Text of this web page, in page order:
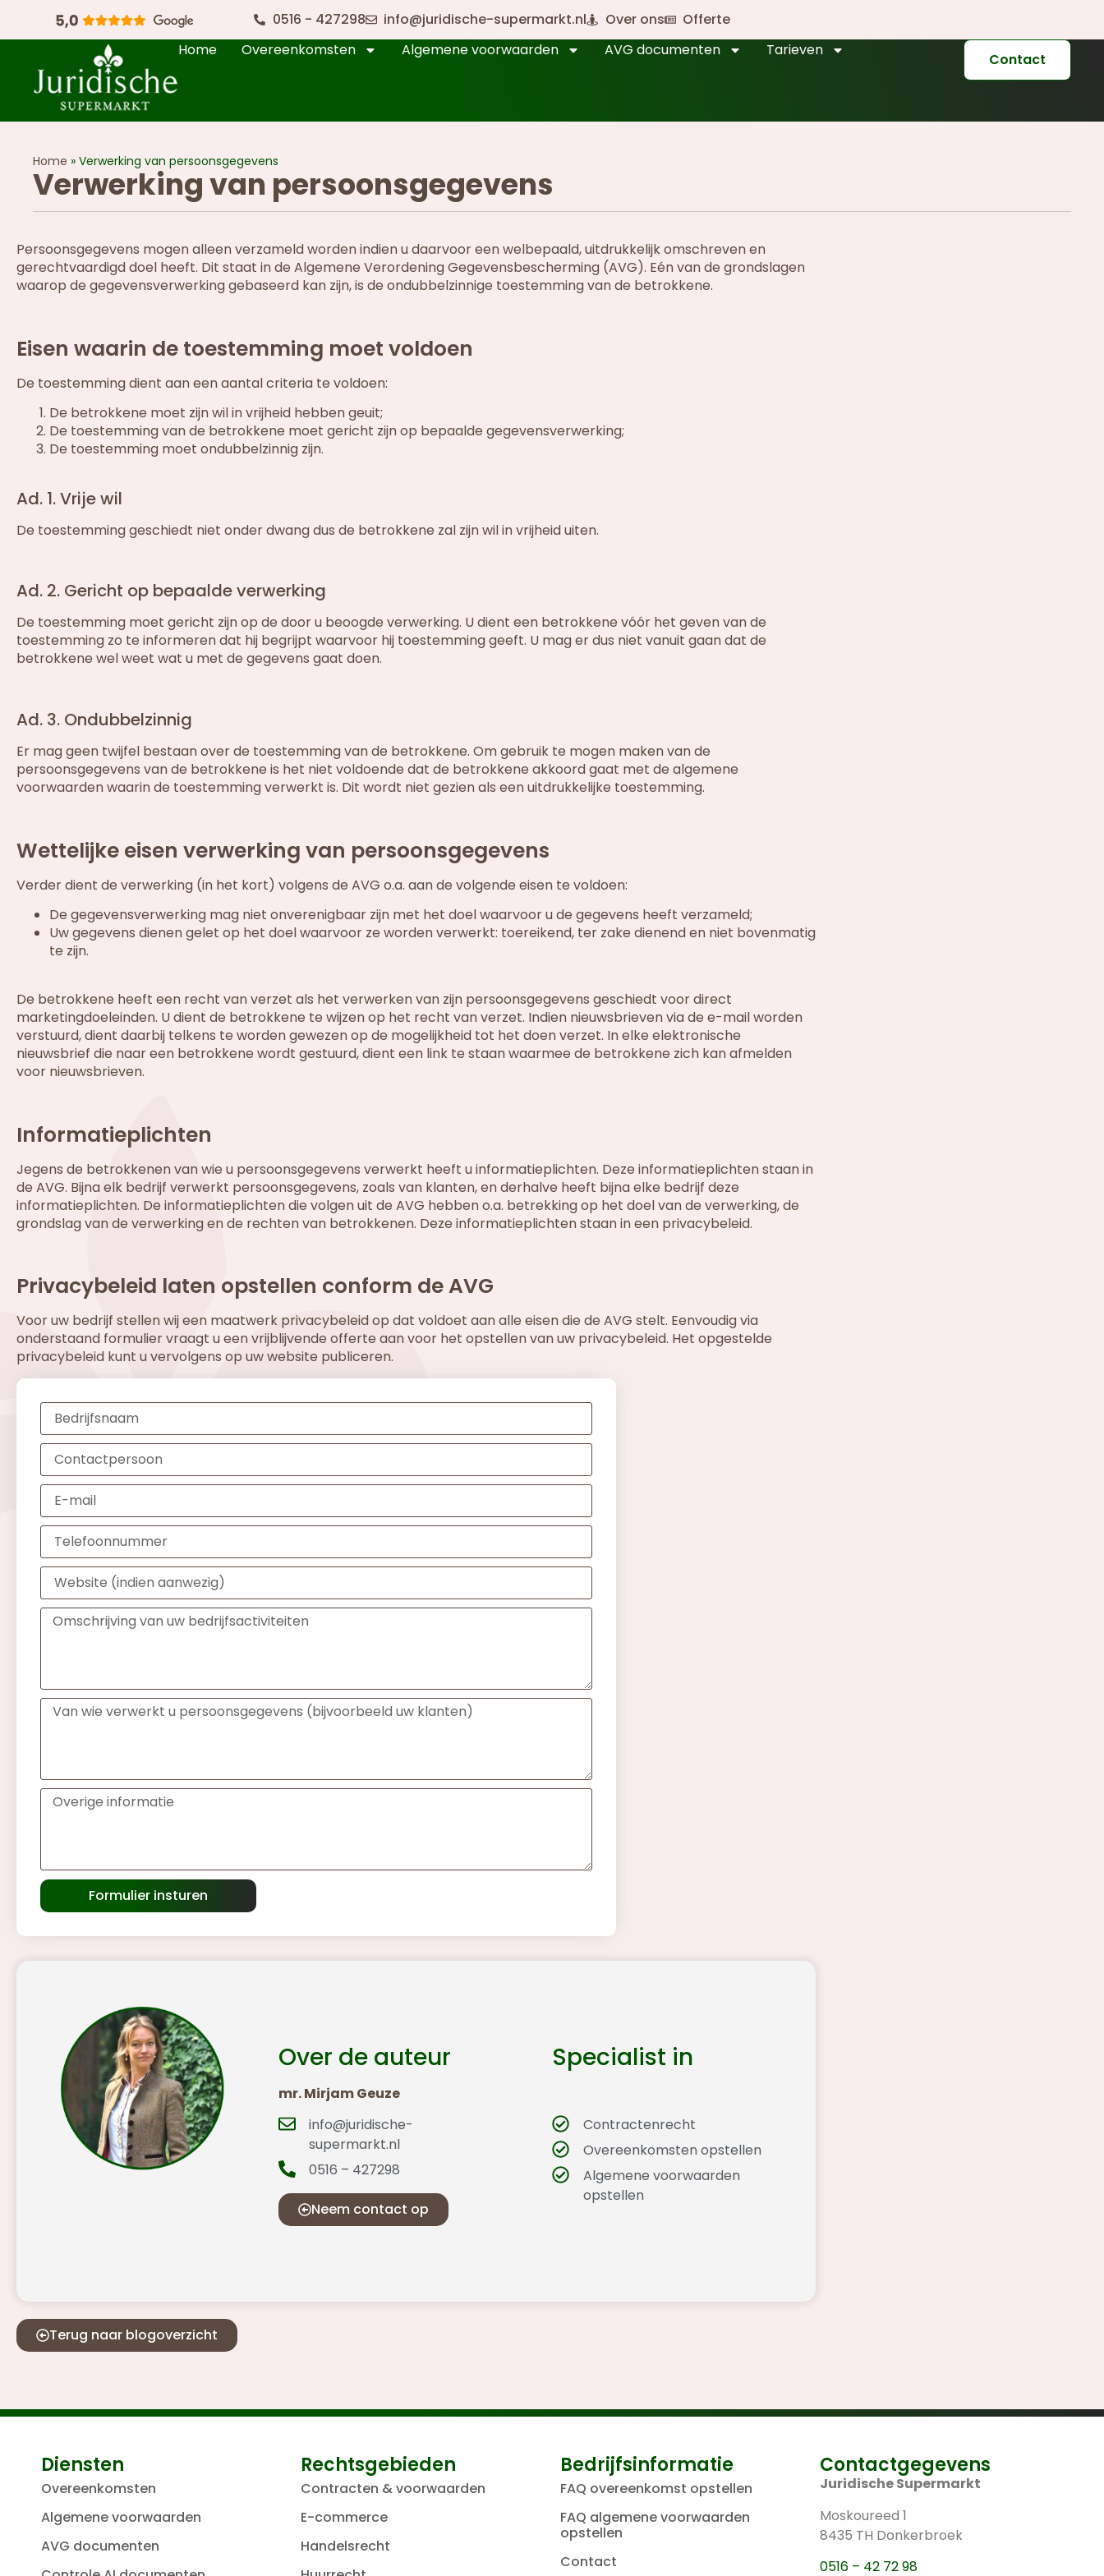
0516 - 427298 info@juridische-supermarkt.nl Over ons
Offerte
Home
Overeenkomsten Algemene voorwaarden AVG documenten Tarieven
Contact
Home »Verwerking van persoonsgegevens
Verwerking van persoonsgegevens
Persoonsgegevens mogen alleen verzameld worden indien u daarvoor een welbepaald, uitdrukkelijk omschreven en
gerechtvaardigd doel heeft. Dit staat in de Algemene Verordening Gegevensbescherming (AVG). Eén van de grondslagen
waarop de gegevensverwerking gebaseerd kan zijn, is de ondubbelzinnige toestemming van de betrokkene.
Eisen waarin de toestemming moet voldoen
De toestemming dient aan een aantal criteria te voldoen:
De betrokkene moet zijn wil in vrijheid hebben geuit;
De toestemming van de betrokkene moet gericht zijn op bepaalde gegevensverwerking;
De toestemming moet ondubbelzinnig zijn.
Ad. 1. Vrije wil
De toestemming geschiedt niet onder dwang dus de betrokkene zal zijn wil in vrijheid uiten.
Ad. 2. Gericht op bepaalde verwerking
De toestemming moet gericht zijn op de door u beoogde verwerking. U dient een betrokkene vóór het geven van de
toestemming zo te informeren dat hij begrijpt waarvoor hij toestemming geeft. U mag er dus niet vanuit gaan dat de
betrokkene wel weet wat u met de gegevens gaat doen.
Ad. 3. Ondubbelzinnig
Er mag geen twijfel bestaan over de toestemming van de betrokkene. Om gebruik te mogen maken van de
persoonsgegevens van de betrokkene is het niet voldoende dat de betrokkene akkoord gaat met de algemene
voorwaarden waarin de toestemming verwerkt is. Dit wordt niet gezien als een uitdrukkelijke toestemming.
Wettelijke eisen verwerking van persoonsgegevens
Verder dient de verwerking (in het kort) volgens de AVG o.a. aan de volgende eisen te voldoen:
De gegevensverwerking mag niet onverenigbaar zijn met het doel waarvoor u de gegevens heeft verzameld;
Uw gegevens dienen gelet op het doel waarvoor ze worden verwerkt: toereikend, ter zake dienend en niet bovenmatig
te zijn.
De betrokkene heeft een recht van verzet als het verwerken van zijn persoonsgegevens geschiedt voor direct
marketingdoeleinden. U dient de betrokkene te wijzen op het recht van verzet. Indien nieuwsbrieven via de e-mail worden
verstuurd, dient daarbij telkens te worden gewezen op de mogelijkheid tot het doen verzet. In elke elektronische
nieuwsbrief die naar een betrokkene wordt gestuurd, dient een link te staan waarmee de betrokkene zich kan afmelden
voor nieuwsbrieven.
Informatieplichten
Jegens de betrokkenen van wie u persoonsgegevens verwerkt heeft u informatieplichten. Deze informatieplichten staan in
de AVG. Bijna elk bedrijf verwerkt persoonsgegevens, zoals van klanten, en derhalve heeft bijna elke bedrijf deze
informatieplichten. De informatieplichten die volgen uit de AVG hebben o.a. betrekking op het doel van de verwerking, de
grondslag van de verwerking en de rechten van betrokkenen. Deze informatieplichten staan in een privacybeleid.
Privacybeleid laten opstellen conform de AVG
Voor uw bedrijf stellen wij een maatwerk privacybeleid op dat voldoet aan alle eisen die de AVG stelt. Eenvoudig via
onderstaand formulier vraagt u een vrijblijvende offerte aan voor het opstellen van uw privacybeleid. Het opgestelde
privacybeleid kunt u vervolgens op uw website publiceren.
Formulier insturen
Over de auteur
mr. Mirjam Geuze
info@juridische-
supermarkt.nl
0516 – 427298
Neem contact op
Specialist in
Contractenrecht
Overeenkomsten opstellen
Algemene voorwaarden
opstellen
Terug naar blogoverzicht
Diensten
Overeenkomsten
Algemene voorwaarden
AVG documenten
Rechtsgebieden
Contracten & voorwaarden
E-commerce
Handelsrecht
Bedrijfsinformatie
FAQ overeenkomst opstellen
FAQ algemene voorwaarden
opstellen
Contact
Contactgegevens
Juridische Supermarkt
Moskoureed 1
8435 TH Donkerbroek
0516 – 42 72 98